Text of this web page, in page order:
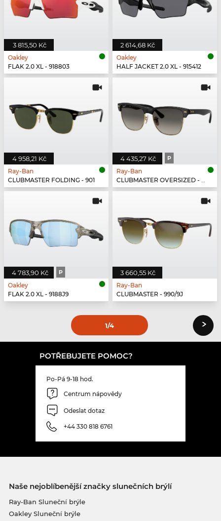
3 815,50 Kč
Oakley
FLAK 2.0 XL - 918803
2 614,68 Kč
Oakley
HALF JACKET 2.0 XL - 915412
4 958,21 Kč
Ray-Ban
CLUBMASTER FOLDING - 901
4 435,27 Kč P
Ray-Ban
CLUBMASTER OVERSIZED - 877/M3
4 783,90 Kč P
Oakley
FLAK 2.0 XL - 9188J9
3 660,55 Kč
Ray-Ban
CLUBMASTER - 990/9J
1/4 ›
POTŘEBUJETE POMOC?
Po-Pá 9-18 hod.
Centrum nápovědy
Odeslat dotaz
+44 330 818 6761
Naše nejoblíbenější značky slunečních brýlí
Ray-Ban Sluneční brýle
Oakley Sluneční brýle